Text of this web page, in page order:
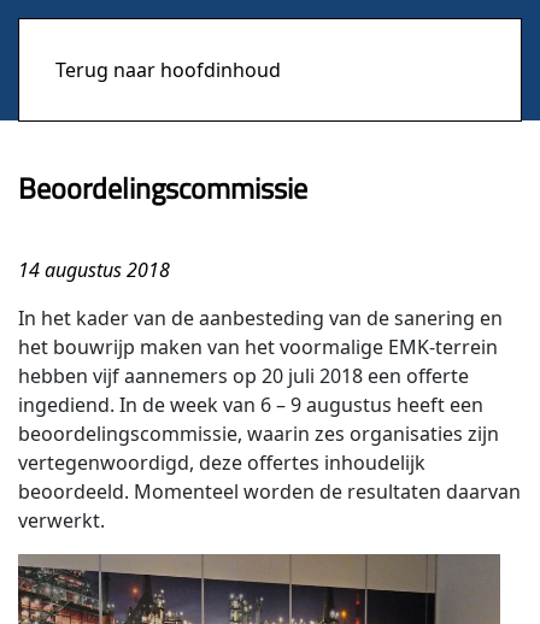
Terug naar hoofdinhoud
Beoordelingscommissie
14 augustus 2018
In het kader van de aanbesteding van de sanering en
het bouwrijp maken van het voormalige EMK-terrein
hebben vijf aannemers op 20 juli 2018 een offerte
ingediend. In de week van 6 – 9 augustus heeft een
beoordelingscommissie, waarin zes organisaties zijn
vertegenwoordigd, deze offertes inhoudelijk
beoordeeld. Momenteel worden de resultaten daarvan
verwerkt.